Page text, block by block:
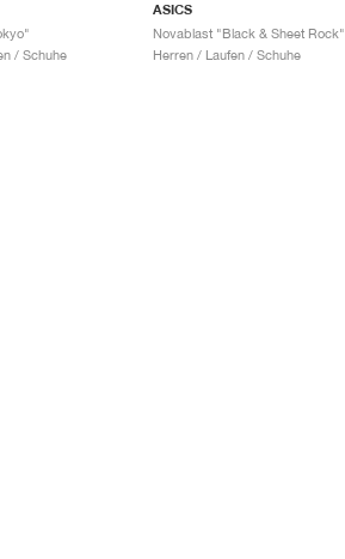
/ Schuhe
ASICS
Novablast "Black & Sheet Rock"
Herren / Laufen / Schuhe